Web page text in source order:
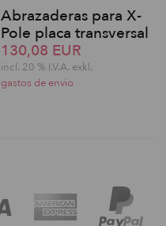
Abrazaderas para X-
Pole placa transversal
130,08 EUR
incl. 20 % I.V.A. exkl.
gastos de envio